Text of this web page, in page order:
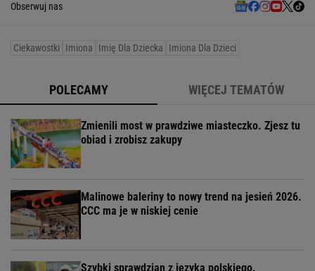
Obserwuj nas
Ciekawostki Imiona Imię Dla Dziecka Imiona Dla Dzieci
POLECAMY WIĘCEJ TEMATÓW
Zmienili most w prawdziwe miasteczko. Zjesz tu
obiad i zrobisz zakupy
Malinowe baleriny to nowy trend na jesień 2026.
CCC ma je w niskiej cenie
Szybki sprawdzian z języka polskiego.